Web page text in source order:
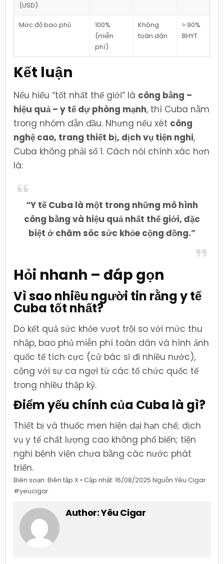
(USD)
Mức độ bao phủ
100%
(miễn
phí)
Không
toàn dân
≈ 90%
BHYT
Kết luận
Nếu hiểu “tốt nhất thế giới” là công bằng –
hiệu quả – y tế dự phòng mạnh, thì Cuba nằm
trong nhóm dẫn đầu. Nhưng nếu xét công
nghệ cao, trang thiết bị, dịch vụ tiện nghi,
Cuba không phải số 1. Cách nói chính xác hơn
là:
“Y tế Cuba là một trong những mô hình
công bằng và hiệu quả nhất thế giới, đặc
biệt ở chăm sóc sức khỏe cộng đồng.”
Hỏi nhanh – đáp gọn
Vì sao nhiều người tin rằng y tế
Cuba tốt nhất?
Do kết quả sức khỏe vượt trội so với mức thu
nhập, bao phủ miễn phí toàn dân và hình ảnh
quốc tế tích cực (cử bác sĩ đi nhiều nước),
cộng với sự ca ngợi từ các tổ chức quốc tế
trong nhiều thập kỷ.
Điểm yếu chính của Cuba là gì?
Thiết bị và thuốc men hiện đại hạn chế; dịch
vụ y tế chất lượng cao không phổ biến; tiện
nghi bệnh viện chưa bằng các nước phát
triển.
Biên soạn: Biên tập X • Cập nhật: 16/08/2025 Nguồn Yêu Cigar
#yeucigar
Author:Yêu Cigar